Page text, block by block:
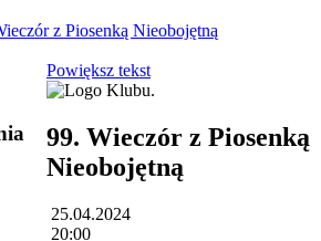
z Piosenką Nieobojętną
Powiększ tekst
99. Wieczór z Piosenką
Nieobojętną
25.04.2024
20:00